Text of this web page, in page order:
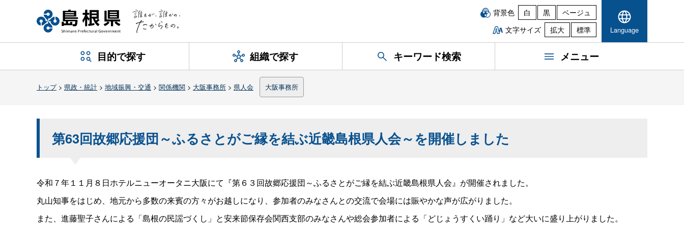
背景色 白 黒
ベージュ
文字サイズ
拡大 標準 Language
目的で探す 組織で探す キーワード検索 メニュー
トップ> 県政・統計 > 地域振興・交通 > 関係機関 > 大阪事務所 > 県人会 大阪事務所
第63回故郷応援団～ふるさとがご縁を結ぶ近畿島根県人会～を開催しました
令和７年１１月８日ホテルニューオータニ大阪にて『第６３回故郷応援団～ふるさとがご縁を結ぶ近畿島根県人会』が開催されました。
丸山知事をはじめ、地元から多数の来賓の方々がお越しになり、参加者のみなさんとの交流で会場には賑やかな声が広がりました。
また、進藤聖子さんによる「島根の民謡づくし」と安来節保存会関西支部のみなさんや総会参加者による「どじょうすくい踊り」など大いに盛り上がりました。